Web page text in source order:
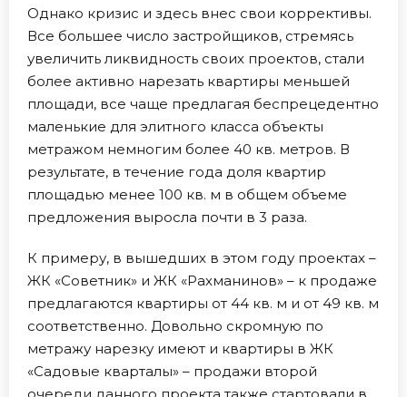
Однако кризис и здесь внес свои коррективы.
Все большее число застройщиков, стремясь
увеличить ликвидность своих проектов, стали
более активно нарезать квартиры меньшей
площади, все чаще предлагая беспрецедентно
маленькие для элитного класса объекты
метражом немногим более 40 кв. метров. В
результате, в течение года доля квартир
площадью менее 100 кв. м в общем объеме
предложения выросла почти в 3 раза.
К примеру, в вышедших в этом году проектах –
ЖК «Советник» и ЖК «Рахманинов» – к продаже
предлагаются квартиры от 44 кв. м и от 49 кв. м
соответственно. Довольно скромную по
метражу нарезку имеют и квартиры в ЖК
«Садовые кварталы» – продажи второй